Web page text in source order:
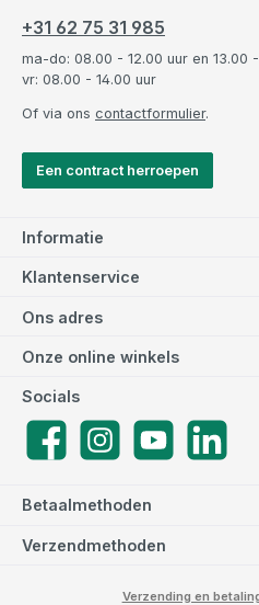
+31 62 75 31 985
ma-do: 08.00 - 12.00 uur en 13.00 -
vr: 08.00 - 14.00 uur
Of via ons contactformulier.
Een contract herroepen
Informatie
Klantenservice
Betaalmethoden
Verzendmethoden
Ons adres
Socials
FacebookInstagramYouTube
Onze online winkels
Verzending en